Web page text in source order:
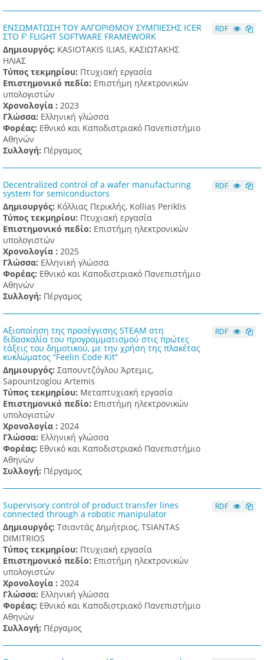
ΕΝΣΩΜΑΤΩΣΗ ΤΟΥ ΑΛΓΟΡΙΘΜΟΥ ΣΥΜΠΙΕΣΗΣ ICER
ΣΤΟ F' FLIGHT SOFTWARE FRAMEWORK
Δημιουργός: KASIOTAKIS ILIAS, ΚΑΣΙΩΤΑΚΗΣ
ΗΛΙΑΣ
Τύπος τεκμηρίου: Πτυχιακή εργασία
Επιστημονικό πεδίο: Επιστήμη ηλεκτρονικών
υπολογιστών
Χρονολογία : 2023
Γλώσσα: Ελληνική γλώσσα
Φορέας: Εθνικό και Καποδιστριακό Πανεπιστήμιο
Αθηνών
Συλλογή: Πέργαμος
RDF
Decentralized control of a wafer manufacturing
system for semiconductors
Δημιουργός: Κόλλιας Περικλής, Kollias Periklis
Τύπος τεκμηρίου: Πτυχιακή εργασία
Επιστημονικό πεδίο: Επιστήμη ηλεκτρονικών
υπολογιστών
Χρονολογία : 2025
Γλώσσα: Ελληνική γλώσσα
Φορέας: Εθνικό και Καποδιστριακό Πανεπιστήμιο
Αθηνών
Συλλογή: Πέργαμος
RDF
Αξιοποίηση της προσέγγισης STEAM στη
διδασκαλία του προγραμματισμού στις πρώτες
τάξεις του δημοτικού, με την χρήση της πλακέτας
κυκλώματος “Feelin Code Kit”
Δημιουργός: Σαπουντζόγλου Άρτεμις,
Sapountzoglou Artemis
Τύπος τεκμηρίου: Μεταπτυχιακή εργασία
Επιστημονικό πεδίο: Επιστήμη ηλεκτρονικών
υπολογιστών
Χρονολογία : 2024
Γλώσσα: Ελληνική γλώσσα
Φορέας: Εθνικό και Καποδιστριακό Πανεπιστήμιο
Αθηνών
Συλλογή: Πέργαμος
RDF
Supervisory control of product transfer lines
connected through a robotic manipulator
Δημιουργός: Τσιαντάς Δημήτριος, TSIANTAS
DIMITRIOS
Τύπος τεκμηρίου: Πτυχιακή εργασία
Επιστημονικό πεδίο: Επιστήμη ηλεκτρονικών
υπολογιστών
Χρονολογία : 2024
Γλώσσα: Ελληνική γλώσσα
Φορέας: Εθνικό και Καποδιστριακό Πανεπιστήμιο
Αθηνών
Συλλογή: Πέργαμος
RDF